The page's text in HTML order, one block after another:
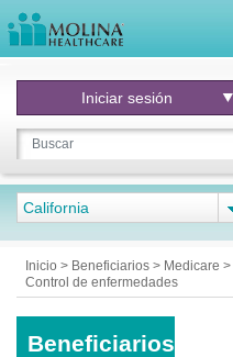
Iniciar sesión
California
Inicio > Beneficiarios > Medicare >
Control de enfermedades
Beneficiarios